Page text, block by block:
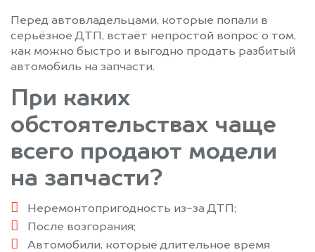
Михнево
Можайск
Монино
Москва
Московский
Мытищи
Нахабино
Немчиновка
Новобратцевский
Новоподрезково
Ногинск
Ожерелье
Октябрьский
Опалиха
Орехово-Зуево
Первомайский
Пески
Перед автовладельцами, которые попали в
серьёзное ДТП, встаёт непростой вопрос о том,
как можно быстро и выгодно продать разбитый
автомобиль на запчасти.
При каких
обстоятельствах чаще
всего продают модели
на запчасти?
Неремонтопригодность из-за ДТП;
После возгорания;
Автомобили, которые длительное время